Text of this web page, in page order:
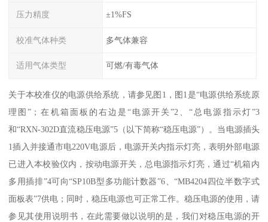
压力精度 ±1%FS
校准气体种类 多气体兼容
适用气体类型 可燃/有毒气体
关于本校准仪的电源供给系统，请参见图1，图1是“电源供给系统原
理图”；在机箱面板的右边是“电源开关”2、“总电源指示灯”3
和“RXN-302D直流稳压电源”5（以下简称“稳压电源”）。当电源插头
1插入并接通市电220V电源后，电源开关内指示灯亮，表明外部电源
已进入本校验仪内，按动电源开关，总电源指示灯亮，通过“机箱内
多用插排”4可向“SP10B型多功能计数器”6、“MB4204四位半数字式
面板表”7供电；同时，稳压电源也可正常工作。稳压电源的使用，请
参见其使用说明书，在此需要做以说明的是，我们对稳压电源的开